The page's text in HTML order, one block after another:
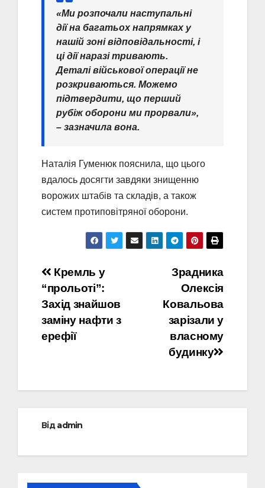
«Ми розпочали наступальні
дії на багатьох напрямках у
нашій зоні відповідальності, і
ці дії наразі тривають.
Деталі військової операції не
розкриваються. Можемо
підтвердити, що перший
рубіж оборони ми прорвали»,
– зазначила вона.
Наталія Гуменюк пояснила, що цього
вдалось досягти завдяки знищенню
ворожих штабів та складів, а також
систем протиповітряної оборони.
Навігація
записів
Зрадника
Олексія
Ковальова
зарізали у
власному
будинку
Кремль у
“прольоті”:
Захід знайшов
заміну нафти з
ерефії
Відadmin